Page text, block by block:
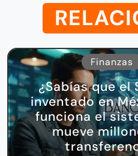
Finanzas
¿Sabías que el
inventado en
funciona el
mueve